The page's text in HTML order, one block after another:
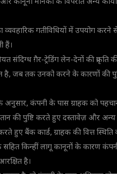
कानूनी मानकों के विपरीत अन्य कार्यों में
गतीविधियों में उपयोग करने से
हैं।
संदिग्ध ग़ैर-ट्रेडिंग लेन-देनों की
है, जब तक उनको करने के कारणों की
कंपनी के पास ग्राहक को पहचान
की पुष्टि करते हुए दस्तावेज़ और
हुए बैंक कार्ड, ग्राहक की वित्त
सहित किन्हीं लागू कानूनों के कारण
है।